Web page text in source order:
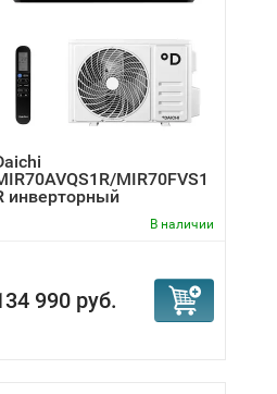
включает в себя
абонентского
датчиков дает
MIR70FVS1
инверторный
В наличии
990 руб.